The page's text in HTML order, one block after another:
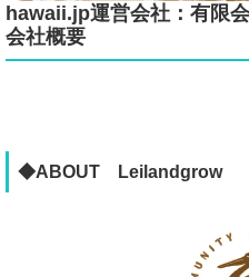
hawaii.jp運営会社：有限
会社概要
◆ABOUT Leilandgrow